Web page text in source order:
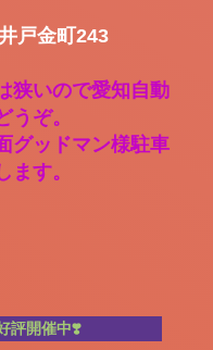
戸金町243
狭いので愛知自動
ぞ。
グッドマン様駐車
す。
評開催中❣️